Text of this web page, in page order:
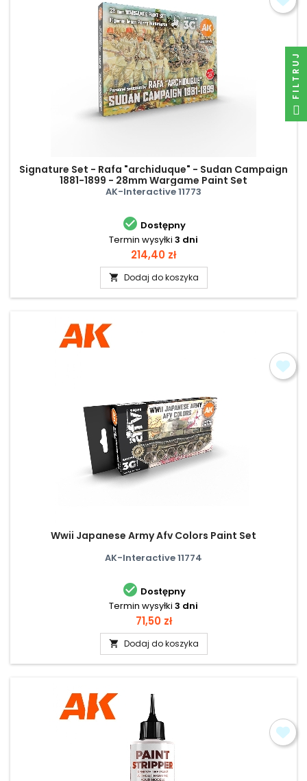
Signature Set - Rafa "archiduque" - Sudan Campaign
1881-1899 - 28mm Wargame Paint Set
AK-Interactive 11773
 Dostępny
Termin wysyłki 3 dni
Cena
214,40 zł
 Dodaj do koszyka
Wwii Japanese Army Afv Colors Paint Set
AK-Interactive 11774
 Dostępny
Termin wysyłki 3 dni
Cena
71,50 zł
 Dodaj do koszyka
FILTRUJ